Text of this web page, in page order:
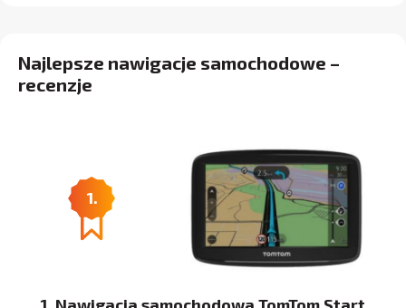
Najlepsze nawigacje samochodowe –
recenzje
1.